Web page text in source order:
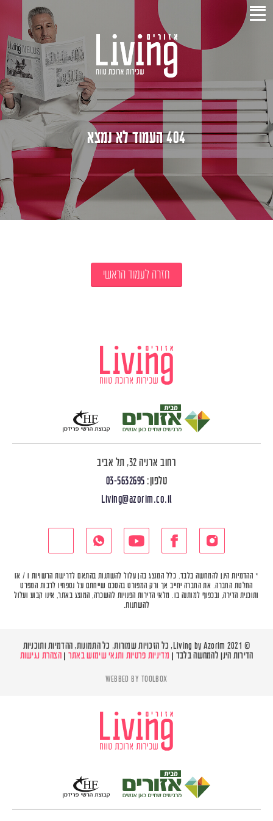
404 העמוד לא נמצא
חזרה לעמוד הראשי
רחוב ארניה 32, תל אביב
טלפון: 03-5632695
Living@azorim.co.il
* ההדמיות הינן להמחשה בלבד. כלל המוצג בהן עלול להשתנות בהתאם לדרישת הרשויות ו / או
החלטת החברה. את החברה יחייב אך ורק המפורט בהסכם שייחתם על נספחיו לרבות המפרט
ותוכנית הדירה, ובכפוף למותנה בו. מלאי הדירות הפנויות להשכרה, המוצג באתר, אינו קבוע ועלול
להשתנות.
© Living by Azorim 2021, כל הזכויות שמורות, כל התמונות, ההדמיות ותוכניות
הדירות הינן להמחשה בלבד |
מדיניות פרטיות ותנאי שימוש באתר הצהרת נגישות
WEBBED BY TOOLBOX